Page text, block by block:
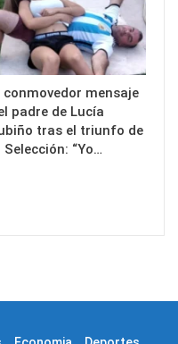
conmovedor mensaje
padre de Lucía
tras el triunfo de
Selección: “Yo…